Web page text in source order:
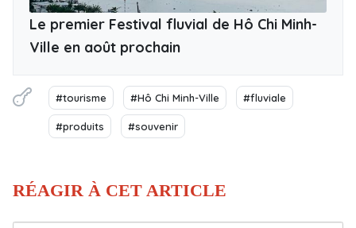
Le premier Festival fluvial de Hô Chi Minh-
Ville en août prochain
#tourisme #Hô Chi Minh-Ville #fluviale
#produits #souvenir